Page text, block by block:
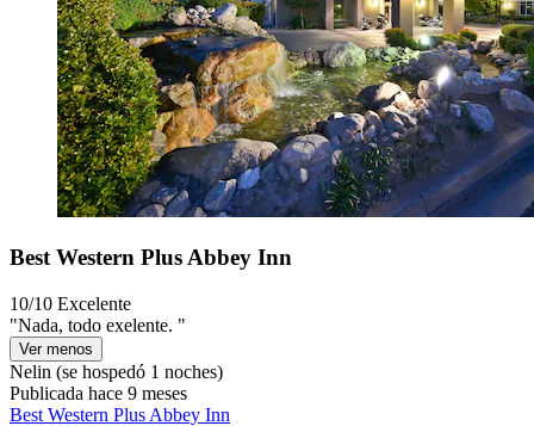
Best Western Plus Abbey Inn
10/10 Excelente
"Nada, todo exelente. "
Ver menos
Nelin (se hospedó 1 noches)
Publicada hace 9 meses
Best Western Plus Abbey Inn